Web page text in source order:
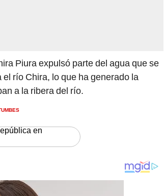
Piura expulsó parte del agua que se
río Chira, lo que ha generado la
a la ribera del río.
en